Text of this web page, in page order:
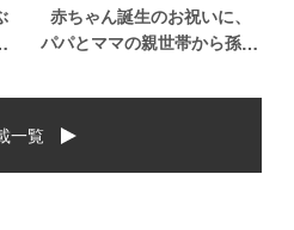
赤ちゃん誕生のお祝いに、
パパとママの親世帯から孫誕
た場合、今現在のお祝いの相
んなものなのでしょうか。ま
た、出産祝いに関して気をつ
一覧